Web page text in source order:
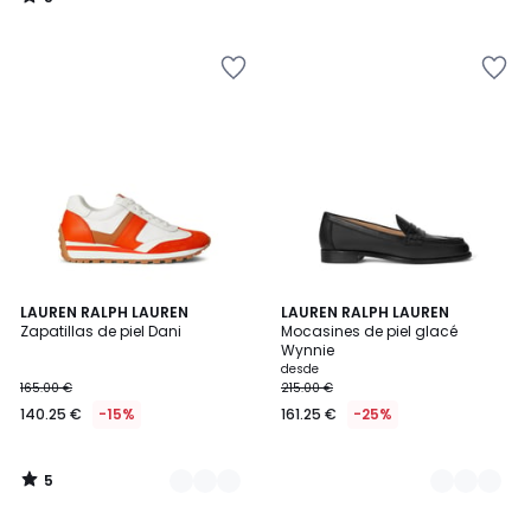
/
LAUREN RALPH LAUREN
Zapatillas de piel Dani
165.00 €
140.25 € -15%
5
/
2
Colores
5
/
LAUREN RALPH LAUREN
Mocasines de piel glacé
Wynnie
desde
215.00 €
161.25 € -25%
2
Colores